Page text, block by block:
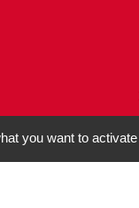
you want to activate